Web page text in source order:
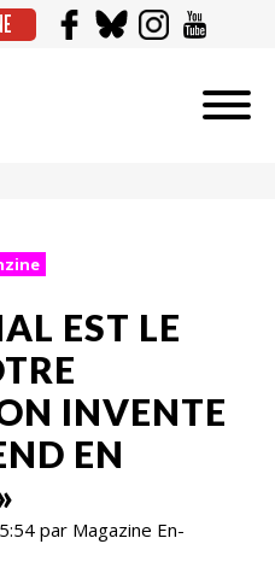
EST LE
INVENTE
EN
par Magazine En-